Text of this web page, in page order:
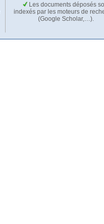
Les documents déposés
indexés par les moteurs de
(Google Scholar,…).